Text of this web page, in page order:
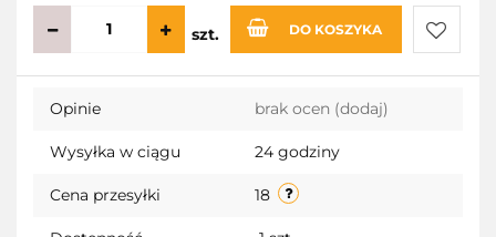
szt. DO KOSZYKA
Do
Opinie brak ocen (dodaj)
Wysyłka w ciągu 24 godziny
Cena przesyłki 18